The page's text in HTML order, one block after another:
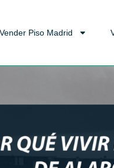
Vender Piso Madrid